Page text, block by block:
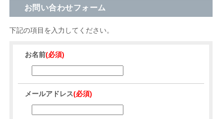
お問い合わせフォーム
下記の項目を入力してください。
お名前(必須)
メールアドレス(必須)